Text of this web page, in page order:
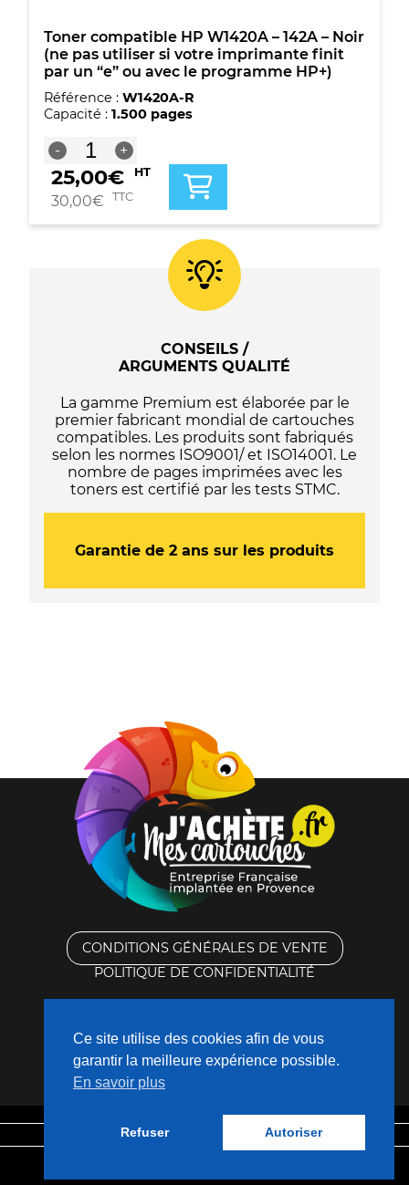
imprimante
finit
par
un
"e"
avec
le
programme
HP+)
Toner compatible HP W1420A – 142A – Noir
(ne pas utiliser si votre imprimante finit
par un “e” ou avec le programme HP+)
Référence : W1420A-R
Capacité : 1.500 pages
-
quantité
de
Toner
compatible
HP
W1420A
imprimante
finit
par
un
"e"
ou
programme
HP+)
+
25,00€ HT
30,00€ TTC
CONSEILS /
ARGUMENTS QUALITÉ
La gamme Premium est élaborée par le
premier fabricant mondial de cartouches
compatibles. Les produits sont fabriqués
selon les normes ISO9001/ et ISO14001. Le
nombre de pages imprimées avec les
toners est certifié par les tests STMC.
Garantie de 2 ans sur les produits
CONDITIONS GÉNÉRALES DE VENTE
POLITIQUE DE CONFIDENTIALITÉ
CONTACTEZ-NOUS
Mentions légales
Ce site utilise des cookies afin de vous
garantir la meilleure expérience possible.
En savoir plus
Refuser Autoriser